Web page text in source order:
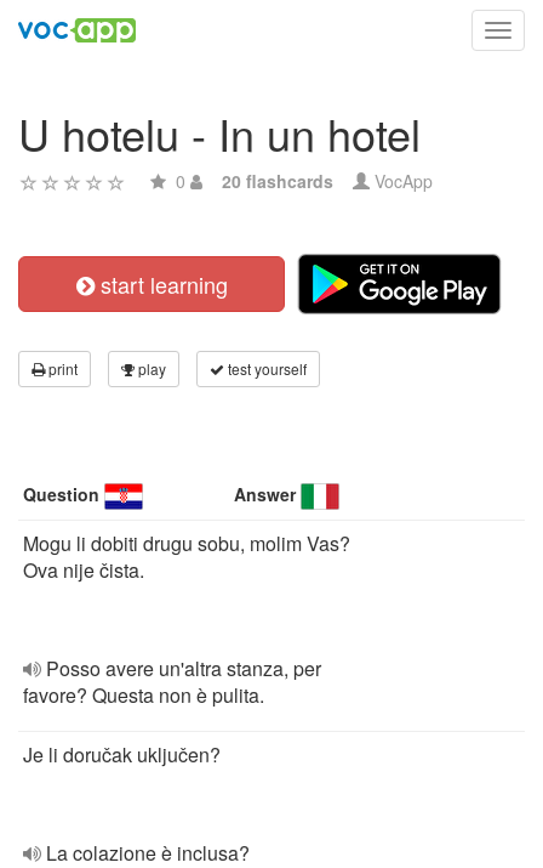
U hotelu - In un hotel
0 20 flashcards VocApp
start learning
print play test yourself
Question Answer
Mogu li dobiti drugu sobu, molim Vas?
Ova nije čista.
Posso avere un'altra stanza, per
favore? Questa non è pulita.
Je li doručak uključen?
La colazione è inclusa?